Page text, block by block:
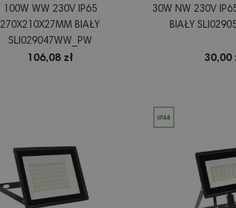
100W WW 230V IP65
270X210X27MM BIAŁY
SLI029047WW_PW
106,08 zł
30W NW 230V
BIAŁY
30,00